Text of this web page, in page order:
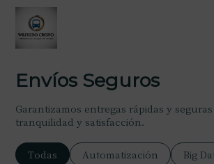
Envíos Seguros
Garantizamos entregas rápidas y
tranquilidad y satisfacción.
Todas Automatización
Big